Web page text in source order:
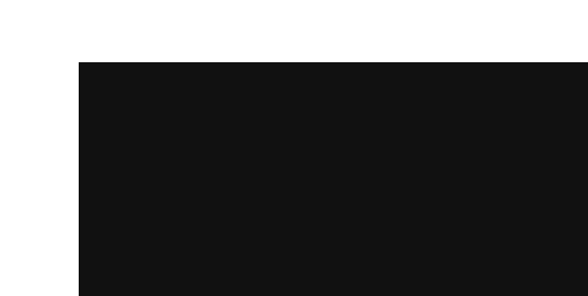
propria, consentivano così al Madrid di attaccare
sono stati parecchi anche in zone sensibili del
Oltre all’efficacia delle transizioni, il Madrid ha